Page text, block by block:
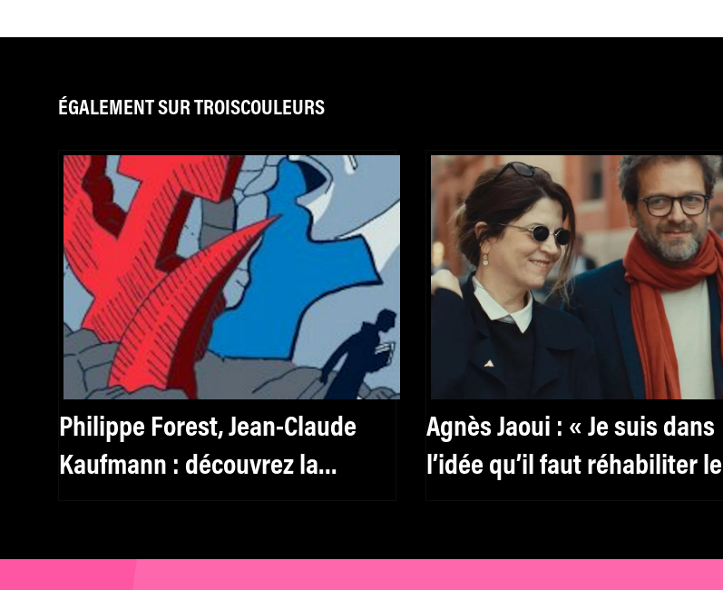
ÉGALEMENT SUR TROISCOULEURS
Philippe Forest, Jean-Claude
Kaufmann : découvrez la
Agnès Jaoui : « Je suis dans
l’idée qu’il faut réhabiliter le